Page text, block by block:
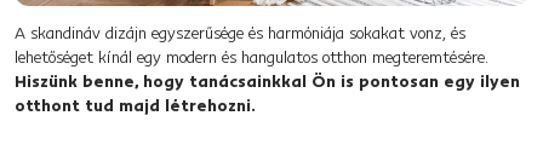
A skandináv dizájn egyszerűsége és harmóniája sokakat vonz, és
lehetőséget kínál egy modern és hangulatos otthon megteremtésére.
Hiszünk benne, hogy tanácsainkkal Ön is pontosan egy ilyen
otthont tud majd létrehozni.